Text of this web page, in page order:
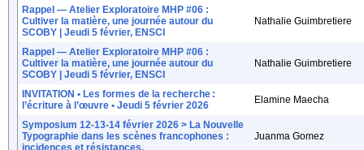
Rappel — Atelier Exploratoire MHP #06 :
Cultiver la matière, une journée autour du
SCOBY | Jeudi 5 février, ENSCI
Nathalie Guimbretiere
Rappel — Atelier Exploratoire MHP #06 :
Cultiver la matière, une journée autour du
SCOBY | Jeudi 5 février, ENSCI
Nathalie Guimbretiere
INVITATION • Les formes de la recherche :
l’écriture à l’œuvre • Jeudi 5 février 2026
Elamine Maecha
Symposium 12-13-14 février 2026 > La Nouvelle
Typographie dans les scènes francophones :
incidences et résistances.
Juanma Gomez